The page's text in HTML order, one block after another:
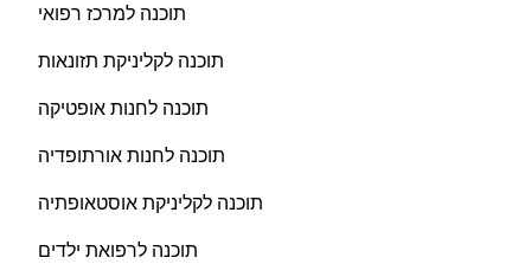
תוכנה למרכז רפואי
תוכנה לקליניקת תזונאות
תוכנה לחנות אופטיקה
תוכנה לחנות אורתופדיה
תוכנה לקליניקת אוסטאופתיה
תוכנה לרפואת ילדים